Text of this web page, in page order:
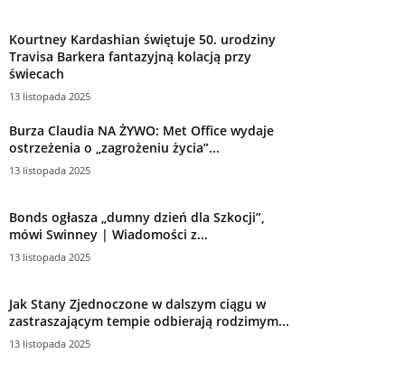
Kourtney Kardashian świętuje 50. urodziny
Travisa Barkera fantazyjną kolacją przy
świecach
13 listopada 2025
Burza Claudia NA ŻYWO: Met Office wydaje
ostrzeżenia o „zagrożeniu życia”...
13 listopada 2025
Bonds ogłasza „dumny dzień dla Szkocji”,
mówi Swinney | Wiadomości z...
13 listopada 2025
Jak Stany Zjednoczone w dalszym ciągu w
zastraszającym tempie odbierają rodzimym...
13 listopada 2025